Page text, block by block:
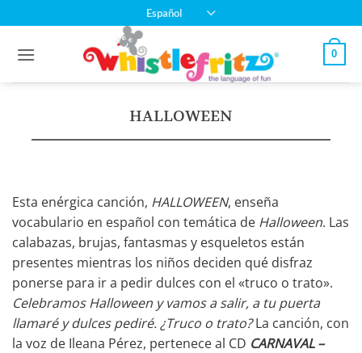
al
contenido
Español
0
HALLOWEEN
Esta enérgica canción, HALLOWEEN, enseña
vocabulario en español con temática de Halloween. Las
calabazas, brujas, fantasmas y esqueletos están
presentes mientras los niños deciden qué disfraz
ponerse para ir a pedir dulces con el «truco o trato».
Celebramos Halloween y vamos a salir, a tu puerta
llamaré y dulces pediré. ¿Truco o trato?La canción, con
la voz de Ileana Pérez, pertenece al CD CARNAVAL –